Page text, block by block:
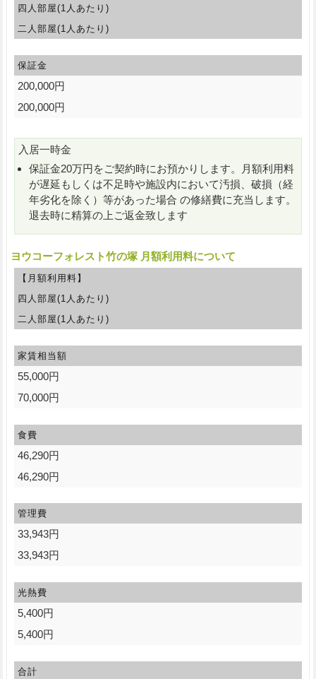
四人部屋(1人あたり)
二人部屋(1人あたり)
保証金
200,000円
200,000円
入居一時金
保証金20万円をご契約時にお預かりします。月額利用料
が遅延もしくは不足時や施設内において汚損、破損（経
年劣化を除く）等があった場合 の修繕費に充当します。
退去時に精算の上ご返金致します
ヨウコーフォレスト竹の塚 月額利用料について
【月額利用料】
四人部屋(1人あたり)
二人部屋(1人あたり)
家賃相当額
55,000円
70,000円
食費
46,290円
46,290円
管理費
33,943円
33,943円
光熱費
5,400円
5,400円
合計